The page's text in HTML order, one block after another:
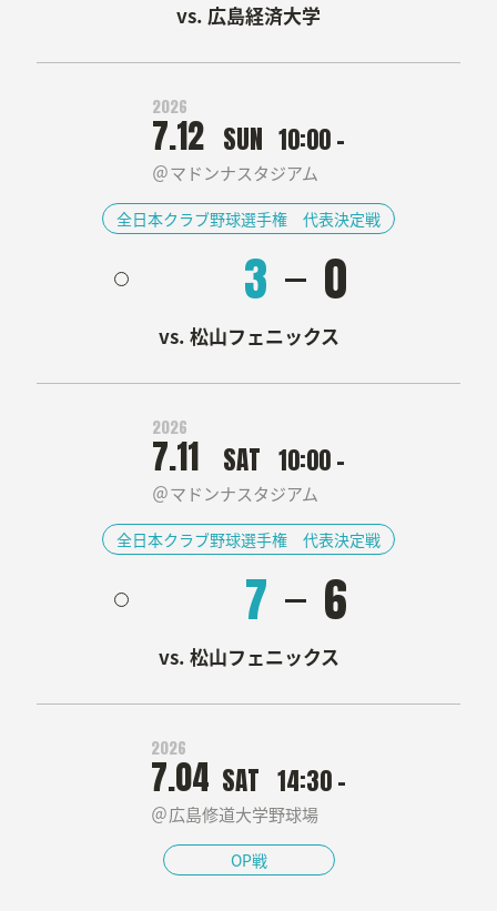
Member
Facility
施設紹介
Works
広島経済大学
2026
7.12 SUN 10:00 -
マドンナスタジアム
全日本クラブ野球選手権 代表決定戦
3 0
松山フェニックス
2026
7.11 SAT 10:00 -
マドンナスタジアム
全日本クラブ野球選手権 代表決定戦
7 6
松山フェニックス
2026
7.04 SAT 14:30 -
広島修道大学野球場
OP戦